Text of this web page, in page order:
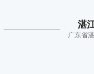
湛
广东省